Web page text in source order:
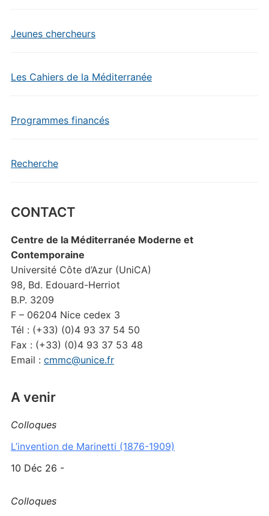
Jeunes chercheurs
Les Cahiers de la Méditerranée
Programmes financés
Recherche
CONTACT
Centre de la Méditerranée Moderne et
Contemporaine
Université Côte d’Azur (UniCA)
98, Bd. Edouard-Herriot
B.P. 3209
F – 06204 Nice cedex 3
Tél : (+33) (0)4 93 37 54 50
Fax : (+33) (0)4 93 37 53 48
Email : cmmc@unice.fr
A venir
Colloques
L’invention de Marinetti (1876-1909)
10 Déc 26 -
Colloques